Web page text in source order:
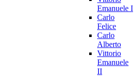
Emanuele I
Carlo
Felice
Carlo
Alberto
Vittorio
Emanuele
II